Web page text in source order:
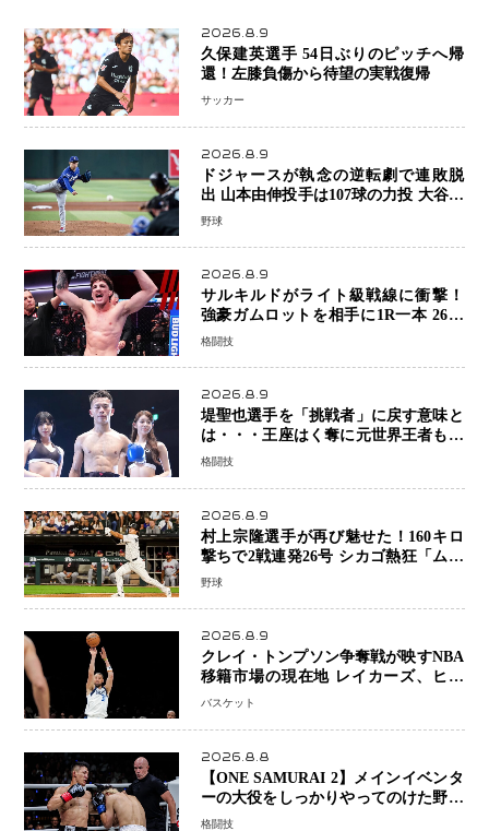
2026.8.9
久保建英選手 54日ぶりのピッチへ帰
還！左膝負傷から待望の実戦復帰
サッカー
2026.8.9
ドジャースが執念の逆転劇で連敗脱
出 山本由伸投手は107球の力投 大谷翔
平選手が延長10回に勝利を呼び込む一
野球
2026.8.9
サルキルドがライト級戦線に衝撃！
強豪ガムロットを相手に1R一本 26歳
の豪州の新星が「トップ戦線」へ名乗
格闘技
2026.8.9
堤聖也選手を「挑戦者」に戻す意味と
は・・・王座はく奪に元世界王者も疑
問符 見たいのは井上拓真選手、那須
格闘技
2026.8.9
村上宗隆選手が再び魅せた！160キロ
撃ちで2戦連発26号 シカゴ熱狂「ムネ
はスターだ」米ファンの人気も急上昇
野球
2026.8.9
クレイ・トンプソン争奪戦が映すNBA
移籍市場の現在地 レイカーズ、ヒー
トが注目する36歳の名シューターをマ
バスケット
2026.8.8
【ONE SAMURAI 2】メインイベンタ
ーの大役をしっかりやってのけた野杁
正明が衝撃のリベンジ！ リウ・メン
格闘技